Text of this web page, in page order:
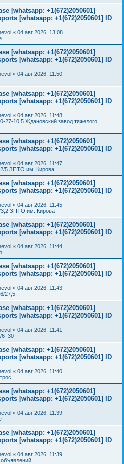
[whatsapp: +1(672)2050601]
[whatsapp: +1(672)2050601] ID
« 04 авг 2026, 13:08
[whatsapp: +1(672)2050601]
[whatsapp: +1(672)2050601] ID
« 04 авг 2026, 11:50
[whatsapp: +1(672)2050601]
[whatsapp: +1(672)2050601] ID
« 04 авг 2026, 11:48
27-10,5 Ждановский завод тяжелого
[whatsapp: +1(672)2050601]
[whatsapp: +1(672)2050601] ID
« 04 авг 2026, 11:47
5 ЗПТО им. Кирова
[whatsapp: +1(672)2050601]
[whatsapp: +1(672)2050601] ID
« 04 авг 2026, 11:45
3,2 ЗПТО им. Кирова
[whatsapp: +1(672)2050601]
[whatsapp: +1(672)2050601] ID
« 04 авг 2026, 11:44
[whatsapp: +1(672)2050601]
[whatsapp: +1(672)2050601] ID
« 04 авг 2026, 11:43
27,5
[whatsapp: +1(672)2050601]
[whatsapp: +1(672)2050601] ID
« 04 авг 2026, 11:41
6–30
[whatsapp: +1(672)2050601]
[whatsapp: +1(672)2050601] ID
« 04 авг 2026, 11:40
[whatsapp: +1(672)2050601]
[whatsapp: +1(672)2050601] ID
« 04 авг 2026, 11:39
[whatsapp: +1(672)2050601]
[whatsapp: +1(672)2050601] ID
« 04 авг 2026, 11:39
объявлений